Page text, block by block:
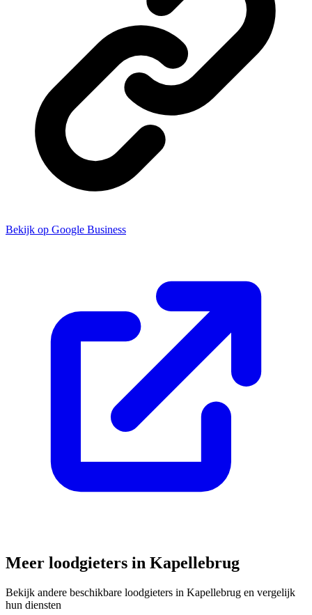
Bekijk op Google Business
Meer loodgieters in Kapellebrug
Bekijk andere beschikbare loodgieters in Kapellebrug en vergelijk
hun diensten